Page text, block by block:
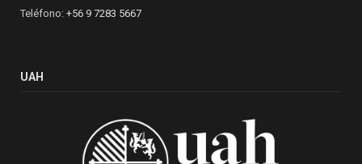
Teléfono: +56 9 7283 5667
UAH